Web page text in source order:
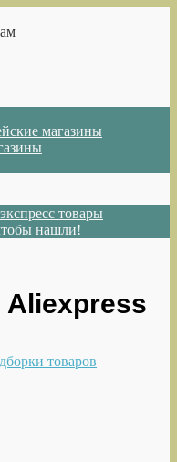
магазины
товары
нашли!
Aliexpress
товаров